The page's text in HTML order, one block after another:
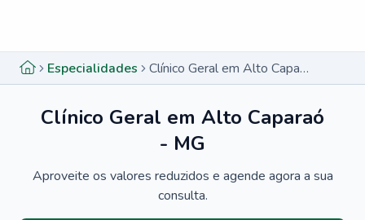
Especialidades Clínico Geral em Alto Caparaó - MG
Clínico Geral em Alto Caparaó
- MG
Aproveite os valores reduzidos e agende agora a sua
consulta.